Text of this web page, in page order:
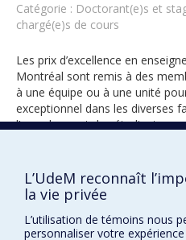
Catégorie : Doctorant(e)s et
chargé(e)s de cours
Les prix d’excellence en
Montréal sont remis à des
à une équipe ou à une unité
exceptionnel dans les diverses
l’encadrement des étudiants.
2019
L’UdeM reconnaît
la vie privée
L’utilisation de témoins nous
personnaliser votre